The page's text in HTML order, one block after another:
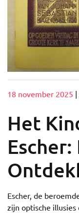
Geplaatst
18 november 2025 |
Het
Escher:
Escher, de
zijn optische illusies